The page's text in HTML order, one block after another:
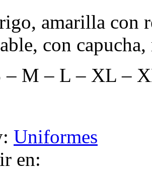
amarilla
con
– M – L – XL –
Uniformes
en: